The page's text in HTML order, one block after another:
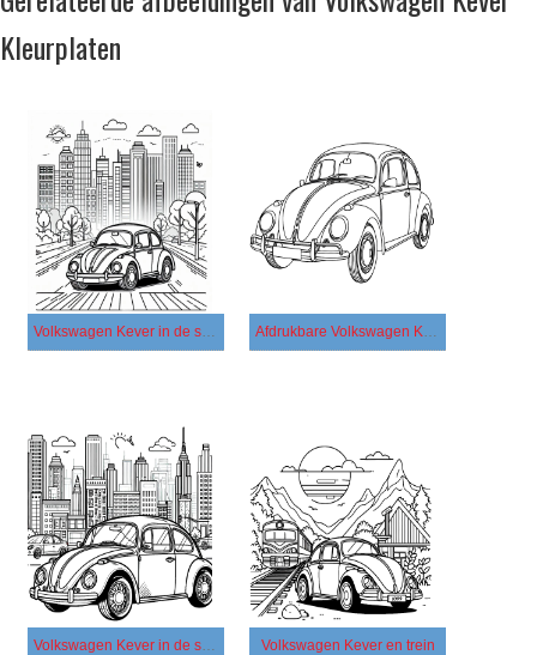
Kleurplaten
Volkswagen Kever in de stad Afdrukbare Volkswagen Kever
Volkswagen Kever in de stad gratis Volkswagen Kever en trein